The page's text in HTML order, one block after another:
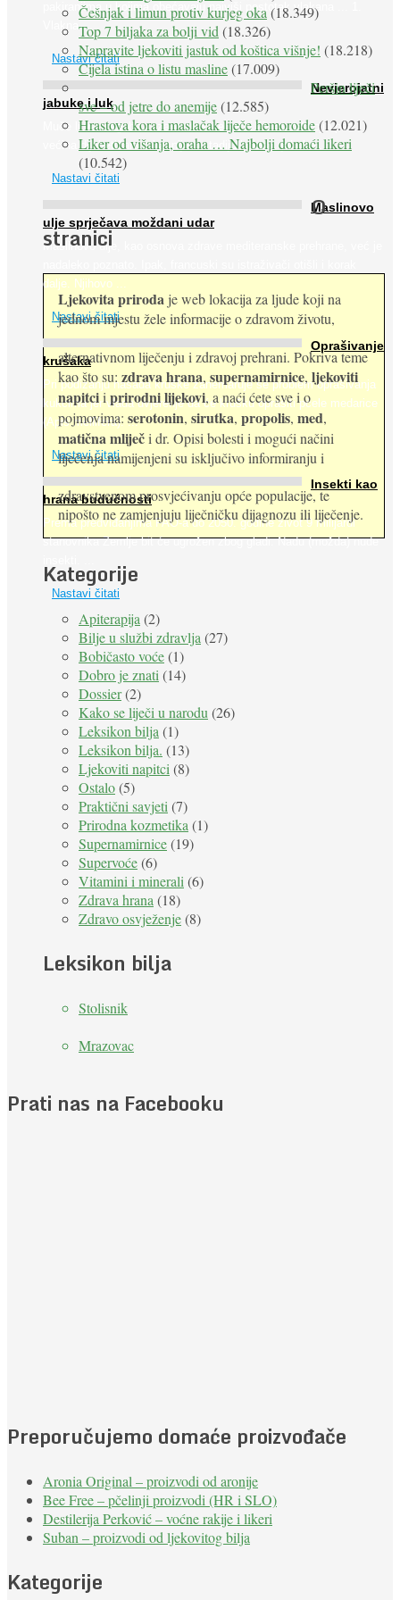
pakiranjima u kojima obećavaju najviši postotak vlakana ... 1.
Vlakna ...
Nastavi čitati
Nevjerojatni
jabuke i luk
Muče li vas tegobe vezane uz srce, oči i živce, od kojih pati
većina dijabetičara u kasnijem stadiju bolesti, jabuke ...
Nastavi čitati
Maslinovo
ulje sprječava moždani udar
Maslinovo ulje, kao osnova zdrave mediteranske prehrane, već je
dalje. Njihovo ...
Nastavi čitati
Oprašivanje
krušaka
Pri podizanju nasada kruške zanemaruje se problem oprašivanja
kukcima jer vlada uvjerenje da će krušku oprašiti pčele medarice
(Apis mellifera). ...
Nastavi čitati
Insekti kao
hrana budućnosti
Prema predviđanjima FAO-a do 2050. godine život 9 milijardi
stanovnika Zemlje bit će ugrožen zbog gladi. Nadu (možda) nude
Nastavi čitati
Češnjak i limun protiv kurjeg oka(18.349)
Top 7 biljaka za bolji vid(18.326)
Napravite ljekoviti jastuk od koštica višnje! (18.218)
Cijela istina o listu masline(17.009)
Peršin liječi
sve – od jetre do anemije(12.585)
Hrastova kora i maslačak liječe hemoroide(12.021)
Liker od višanja, oraha … Najbolji domaći likeri
(10.542)
O
stranici
Ljekovita priroda je web lokacija za ljude koji na
jednom mjestu žele informacije o zdravom životu,
alternativnom liječenju i zdravoj prehrani. Pokriva teme
kao što su: zdrava hrana, supernamirnice, ljekoviti
napitciiprirodni lijekovi, a naći ćete sve i o
pojmovima: serotonin, sirutka, propolis, med,
matična mliječi dr. Opisi bolesti i mogući načini
liječenja namijenjeni su isključivo informiranju i
zdravstvenom prosvjećivanju opće populacije, te
nipošto ne zamjenjuju liječničku dijagnozu ili liječenje.
Kategorije
Apiterapija (2)
Bilje u službi zdravlja (27)
Bobičasto voće(1)
Dobro je znati (14)
Dossier(2)
Kako se liječi u narodu (26)
Leksikon bilja (1)
Leksikon bilja. (13)
Ljekoviti napitci (8)
Ostalo(5)
Praktični savjeti (7)
Prirodna kozmetika (1)
Supernamirnice(19)
Supervoće(6)
Vitamini i minerali (6)
Zdrava hrana (18)
Zdravo osvježenje(8)
Leksikon bilja
Stolisnik
Mrazovac
Prati nas na Facebooku
Preporučujemo domaće proizvođače
Aronia Original – proizvodi od aronije
Bee Free – pčelinji proizvodi (HR i SLO)
Destilerija Perković – voćne rakije i likeri
Suban – proizvodi od ljekovitog bilja
Kategorije